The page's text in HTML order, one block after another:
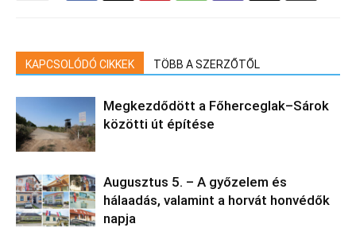
KAPCSOLÓDÓ CIKKEK TÖBB A SZERZŐTŐL
Megkezdődött a Főherceglak–Sárok
közötti út építése
Augusztus 5. – A győzelem és
hálaadás, valamint a horvát honvédők
napja